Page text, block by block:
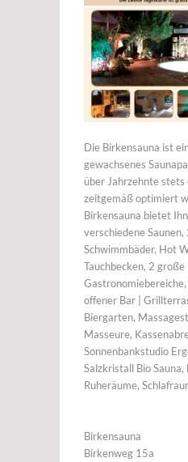
Die Birkensauna ist
gewachsenes
über Jahrzehnte
zeitgemäß optimiert
Birkensauna bietet
verschiedene
Schwimmbäder, Hot
Tauchbecken, 2 große
offener Bar |
Biergarten,
Masseure,
Sonnenbankstudio
Salzkristall Bio
Ruheräume,
Birkensauna
Birkenweg 15a